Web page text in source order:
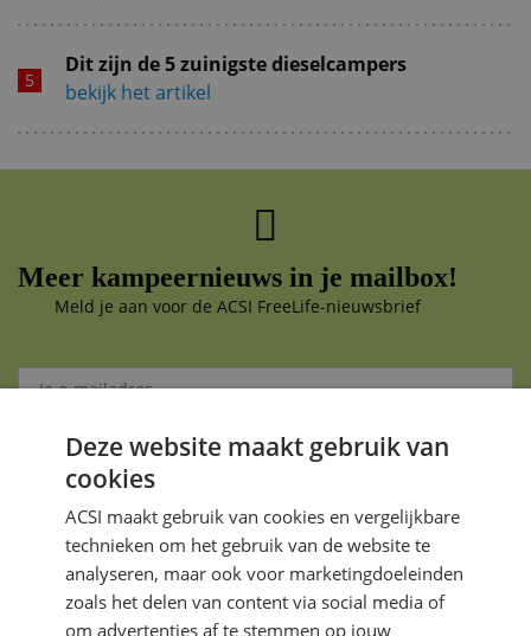
Dit zijn de 5 zuinigste dieselcampers
bekijk het artikel
Meer kampeernieuws in je mailbox!
Meld je aan voor de ACSI FreeLife-nieuwsbrief
Aanmelden
Je gegevens zijn veilig en worden niet gedeeld met anderen
Deze website maakt gebruik van
cookies
ACSI maakt gebruik van cookies en vergelijkbare
technieken om het gebruik van de website te
analyseren, maar ook voor marketingdoeleinden
zoals het delen van content via social media of
om advertenties af te stemmen op jouw